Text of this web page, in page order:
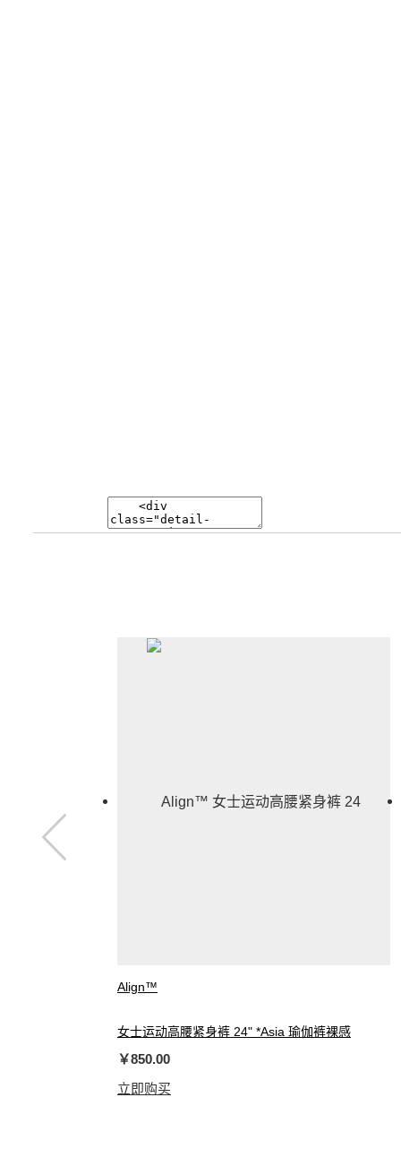
Align™
女士运动高腰紧身裤 24" *Asia 瑜伽裤裸感
￥850.00
立即购买